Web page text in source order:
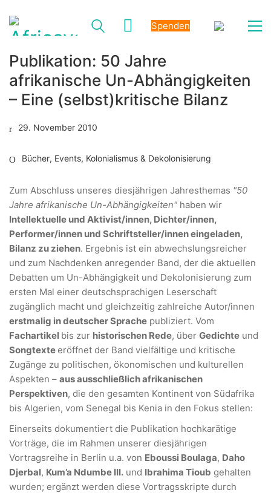
Spenden
Publikation: 50 Jahre
afrikanische Un-Abhängigkeiten
– Eine (selbst)kritische Bilanz
29. November 2010
Bücher, Events, Kolonialismus & Dekolonisierung
Zum Abschluss unseres diesjährigen Jahresthemas "50
Jahre afrikanische Un-Abhängigkeiten" haben wir
Intellektuelle und Aktivist/innen, Dichter/innen,
Performer/innen und Schriftsteller/innen eingeladen,
Bilanz zu ziehen. Ergebnis ist ein abwechslungsreicher
und zum Nachdenken anregender Band, der die aktuellen
Debatten um Un-Abhängigkeit und Dekolonisierung zum
ersten Mal einer deutschsprachigen Leserschaft
zugänglich macht und gleichzeitig zahlreiche Autor/innen
erstmalig in deutscher Sprache publiziert. Vom
Fachartikel bis zur historischen Rede, über Gedichte und
Songtexteeröffnet der Band vielfältige und kritische
Zugänge zu politischen, ökonomischen und kulturellen
Aspekten – aus ausschließlich afrikanischen
Perspektiven, die den gesamten Kontinent von Südafrika
bis Algerien, vom Senegal bis Kenia in den Fokus stellen:
Einerseits dokumentiert die Publikation hochkarätige
Vorträge, die im Rahmen unserer diesjährigen
Vortragsreihe in Berlin u.a. von Eboussi Boulaga, Daho
Djerbal, Kum’a Ndumbe III. und Ibrahima Tioub gehalten
wurden; ergänzt werden diese Vortragsskripte durch